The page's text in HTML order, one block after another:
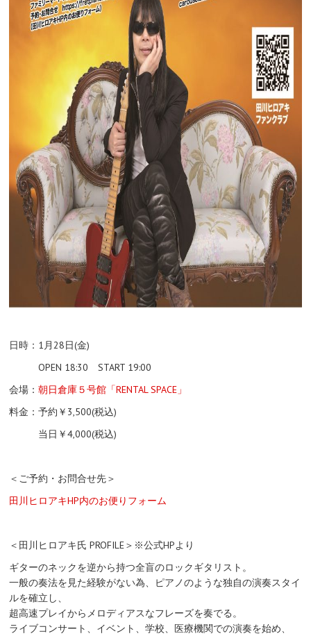
日時：1月28日(金)
OPEN 18:30 START 19:00
会場：朝日倉庫５号館「RENTAL SPACE」
料金：予約￥3,500(税込)
当日￥4,000(税込)
＜ご予約・お問合せ先＞
田川ヒロアキHP内のお便りフォーム
＜田川ヒロアキ氏 PROFILE＞※公式HPより
ギターのネックを逆から持つ全盲のロックギタリスト。
一般の奏法を見た経験がない為、ピアノのような独自の演奏スタイ
ルを確立し、
超高速プレイからメロディアスなフレーズを奏でる。
ライブコンサート、イベント、学校、医療機関での演奏を始め、